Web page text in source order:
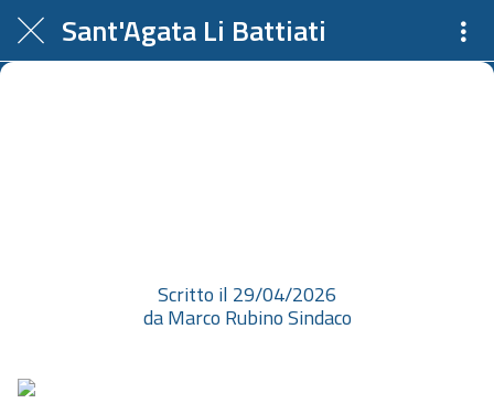
Sant'Agata Li Battiati
Scritto il 29/04/2026
da Marco Rubino Sindaco